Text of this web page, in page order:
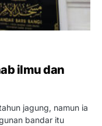
ilmu dan
jagung, namun ia
bandar itu